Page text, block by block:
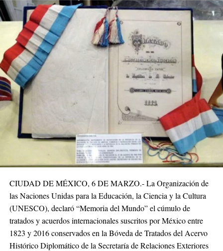
CIUDAD DE MÉXICO, 6 DE MARZO.- La Organización de
las Naciones Unidas para la Educación, la Ciencia y la Cultura
(UNESCO), declaró “Memoria del Mundo” el cúmulo de
tratados y acuerdos internacionales suscritos por México entre
1823 y 2016 conservados en la Bóveda de Tratados del Acervo
Histórico Diplomático de la Secretaría de Relaciones Exteriores